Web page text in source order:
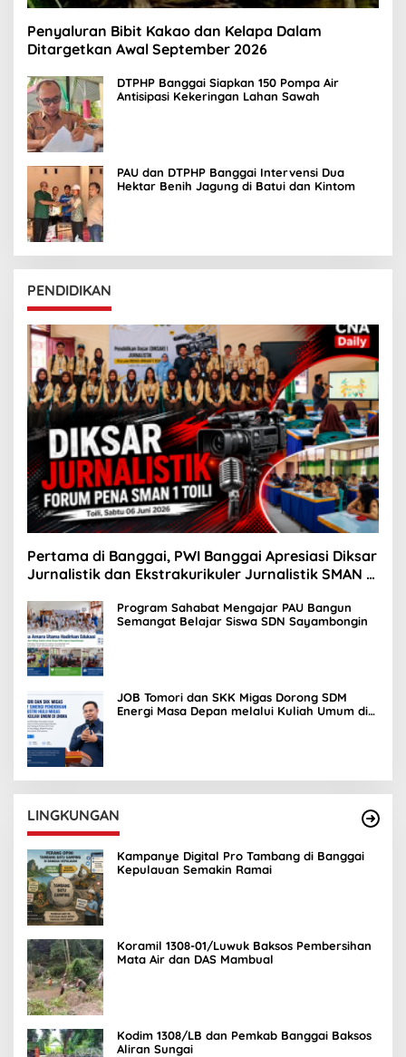
Penyaluran Bibit Kakao dan Kelapa Dalam
Ditargetkan Awal September 2026
DTPHP Banggai Siapkan 150 Pompa Air
Antisipasi Kekeringan Lahan Sawah
PAU dan DTPHP Banggai Intervensi Dua
Hektar Benih Jagung di Batui dan Kintom
PENDIDIKAN
Pertama di Banggai, PWI Banggai Apresiasi Diksar
Jurnalistik dan Ekstrakurikuler Jurnalistik SMAN 1
Program Sahabat Mengajar PAU Bangun
Semangat Belajar Siswa SDN Sayambongin
JOB Tomori dan SKK Migas Dorong SDM
Energi Masa Depan melalui Kuliah Umum di
LINGKUNGAN
Kampanye Digital Pro Tambang di Banggai
Kepulauan Semakin Ramai
Koramil 1308-01/Luwuk Baksos Pembersihan
Mata Air dan DAS Mambual
Kodim 1308/LB dan Pemkab Banggai Baksos
Aliran Sungai